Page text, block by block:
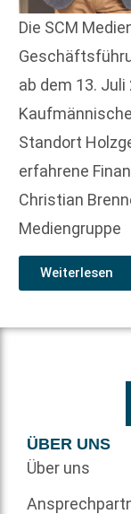
Die SCM
ab dem 13.
Standort
erfahrene
Christian
Mediengruppe
Weiterlesen
ÜBER UNS
Über uns